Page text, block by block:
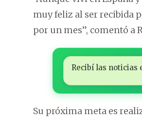
muy feliz al ser recibida
por un mes”, comentó a
Recibí las noticias
Su próxima meta es